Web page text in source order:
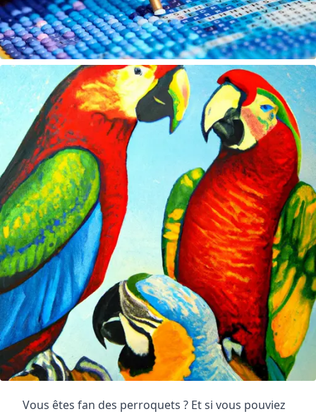
Vous êtes fan des perroquets ? Et si vous pouviez